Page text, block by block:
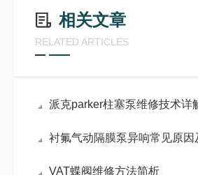
相关文章
RELATED ARTICLES
派克parker柱塞泵维修技术详解：常见故障诊断与维护
衬氟气动隔膜泵异响常见原因及维修方
VAT蝶阀维修方法简析